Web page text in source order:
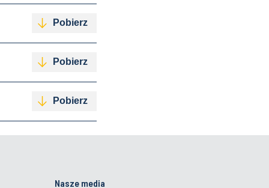
Pobierz
Pobierz
Pobierz
Nasze media